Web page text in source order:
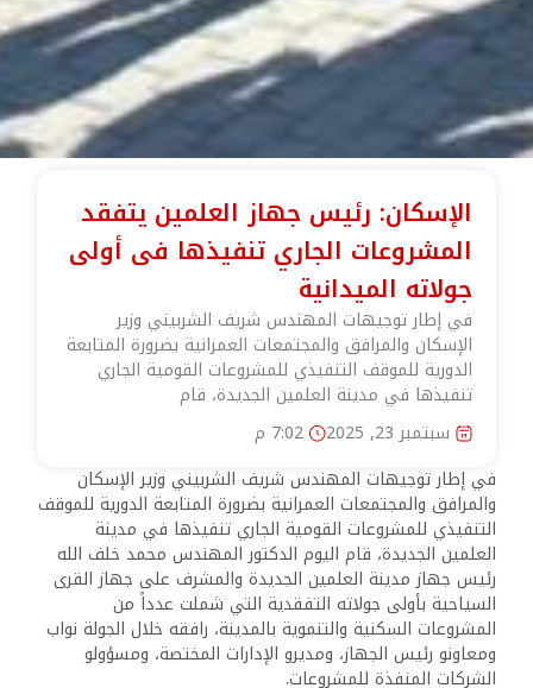
الإسكان: رئيس جهاز العلمين يتفقد
المشروعات الجاري تنفيذها فى أولى
جولاته الميدانية
في إطار توجيهات المهندس شريف الشربيني وزير
الإسكان والمرافق والمجتمعات العمرانية بضرورة المتابعة
الدورية للموقف التنفيذي للمشروعات القومية الجاري
تنفيذها في مدينة العلمين الجديدة، قام
سبتمبر 23, 2025
7:02 م
في إطار توجيهات المهندس شريف الشربيني وزير الإسكان
والمرافق والمجتمعات العمرانية بضرورة المتابعة الدورية للموقف
التنفيذي للمشروعات القومية الجاري تنفيذها في مدينة
العلمين الجديدة، قام اليوم الدكتور المهندس محمد خلف الله
رئيس جهاز مدينة العلمين الجديدة والمشرف على جهاز القرى
السياحية بأولى جولاته التفقدية التي شملت عدداً من
المشروعات السكنية والتنموية بالمدينة، رافقه خلال الجولة نواب
ومعاونو رئيس الجهاز، ومديرو الإدارات المختصة، ومسؤولو
الشركات المنفذة للمشروعات.